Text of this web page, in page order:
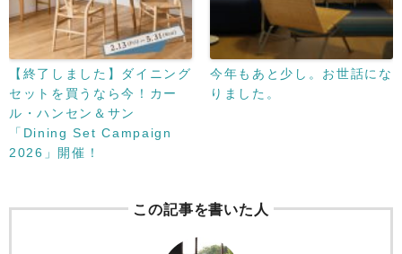
【終了しました】ダイニング
セットを買うなら今！カー
ル・ハンセン＆サン
「Dining Set Campaign
2026」開催！
今年もあと少し。お世話にな
りました。
この記事を書いた人